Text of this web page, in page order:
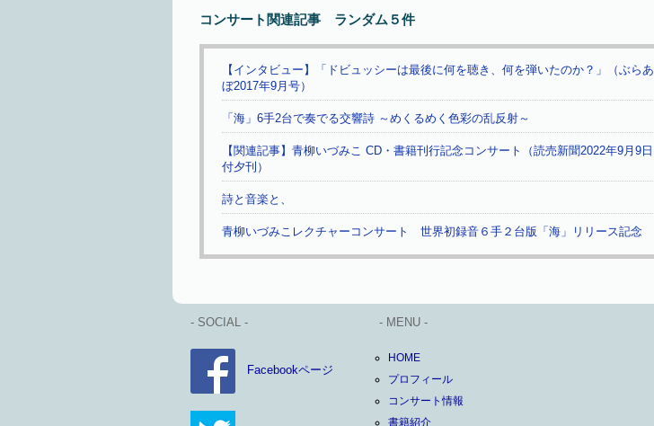
コンサート関連記事 ランダム５件
【インタビュー】「ドビュッシーは最後に何を聴き、何を弾いたのか？」（ぶらあ
ぼ2017年9月号）
「海」6手2台で奏でる交響詩 ～めくるめく色彩の乱反射～
【関連記事】青柳いづみこ CD・書籍刊行記念コンサート（読売新聞2022年9月9日
付夕刊）
詩と音楽と、
青柳いづみこレクチャーコンサート 世界初録音６手２台版「海」リリース記念
- SOCIAL -
Facebookページ
- MENU -
HOME
プロフィール
コンサート情報
書籍紹介